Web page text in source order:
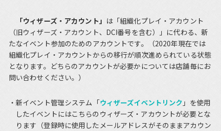
「ウィザーズ・アカウント」 は「組織化プレイ・アカウント
（旧ウィザーズ・アカウント、DCI番号を含む）」に代わる、新
たなイベント参加のためのアカウントです。（2020年現在では
組織化プレイ・アカウントからの移行が順次進められている状態
となります。どちらのアカウントが必要かについては店舗毎にお
問い合わせください。）
新イベント管理システム「ウィザーズイベントリンク 」を使用
したイベントにはこちらのウィザーズ・アカウントが必要とな
ります（登録時に使用したメールアドレスがそのままアカウン